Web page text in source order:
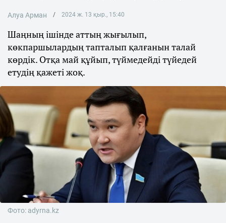
Алуа Арман 2024 ж. 13 қыр., 15:40
Шаңның ішінде аттың жығылып,
көкпаршылардың тапталып қалғанын талай
көрдік. Отқа май құйып, түймедейді түйедей
етудің қажеті жоқ.
Фото: adyrna.kz